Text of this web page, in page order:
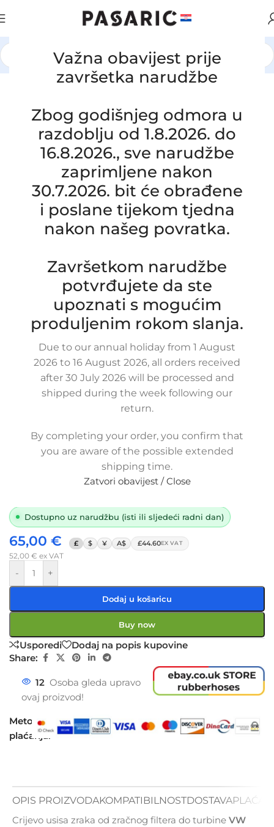
Važna obavijest prije
završetka narudžbe
Zbog godišnjeg odmora u
razdoblju od 1.8.2026. do
16.8.2026., sve narudžbe
zaprimljene nakon
30.7.2026. bit će obrađene
i poslane tijekom tjedna
nakon našeg povratka.
Završetkom narudžbe
potvrđujete da ste
upoznati s mogućim
produljenim rokom slanja.
Due to our annual holiday from 1 August
2026 to 16 August 2026, all orders received
after 30 July 2026 will be processed and
shipped during the week following our
return.
By completing your order, you confirm that
you are aware of the possible extended
shipping time.
Zatvori obavijest / Close
AUTOMOBILI / VW / AUDI / SEAT / ŠKODA
GOLF R 7 / AUDI A3 8V 2.0 TDI, 5Q0
129 654, 5Q0 129 635, 5Q0 129 654 P,
5Q0 129 656 D 04L 103 493
Dostupno uz narudžbu (isti ili sljedeći radni dan)
65,00 € £ $ ¥ A$ £44.60EX VAT
52,00 € ex VAT
- +
Dodaj u košaricu
Buy now
Usporedi
Dodaj na popis kupovine
Share:
12 Osoba gleda upravo
ovaj proizvod!
Metode
plaćanja:
OPIS PROIZVODAKOMPATIBILNOSTDOSTAVA
Crijevo usisa zraka od zračnog filtera do turbine VW